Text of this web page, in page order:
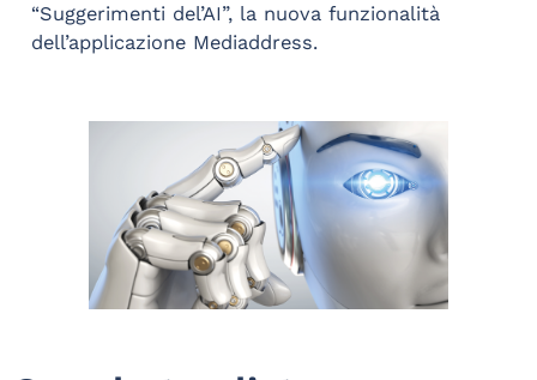
“Suggerimenti del’AI”, la nuova funzionalità
dell’applicazione Mediaddress.